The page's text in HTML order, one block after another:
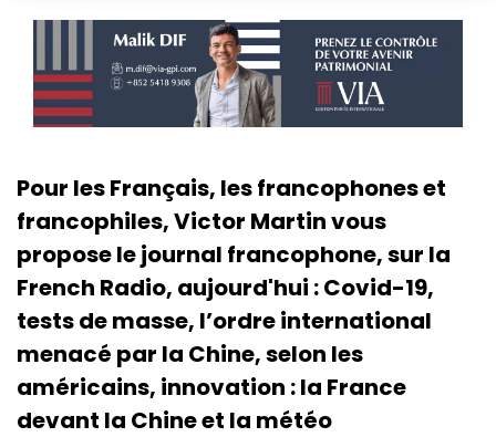
Pour les Français, les francophones et
francophiles, Victor Martin vous
propose le journal francophone, sur la
French Radio, aujourd'hui : Covid-19,
tests de masse, l’ordre international
menacé par la Chine, selon les
américains, innovation : la France
devant la Chine et la météo